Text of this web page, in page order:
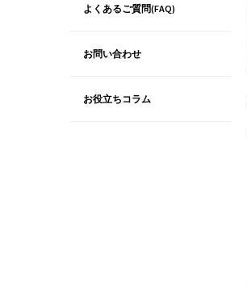
よくあるご質問(FAQ)
お問い合わせ
お役立ちコラム